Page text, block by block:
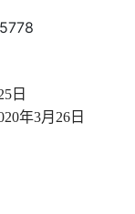
日
年3月26日